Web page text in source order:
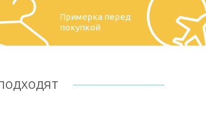
Примерка перед
покупкой